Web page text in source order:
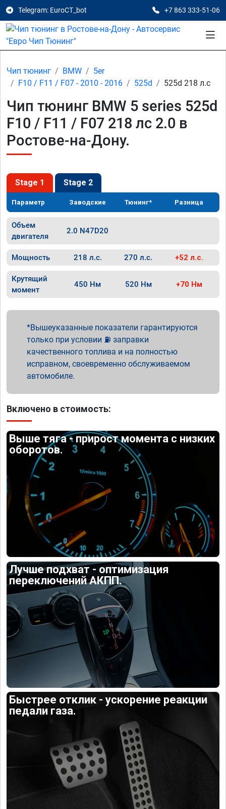
Telegram: EuroCT_bot +7 863 333-51-06
Чип тюнинг BMW
5er
F10 / F11 / F07 - 2010 - 2016
525d 525d 218 л.с
Чип тюнинг BMW 5 series 525d
F10 / F11 / F07 218 лс 2.0 в
Ростове-на-Дону.
Stage 1 Stage 2
Параметр Заводские Тюнинг* Разница
Объем
двигателя
2.0 N47D20
Мощность 218 л.с. 270 л.с. +52 л.с.
Крутящий
момент
450 Нм 520 Нм +70 Нм
Вышеуказанные показатели гарантируются
только при условии ⛽ заправки
качественного топлива и на полностью
исправном, своевременно обслуживаемом
автомобиле.
Включено в стоимость:
Выше тяга - прирост момента с низких
оборотов.
Лучше подхват - оптимизация
переключений АКПП.
Быстрее отклик - ускорение реакции
педали газа.